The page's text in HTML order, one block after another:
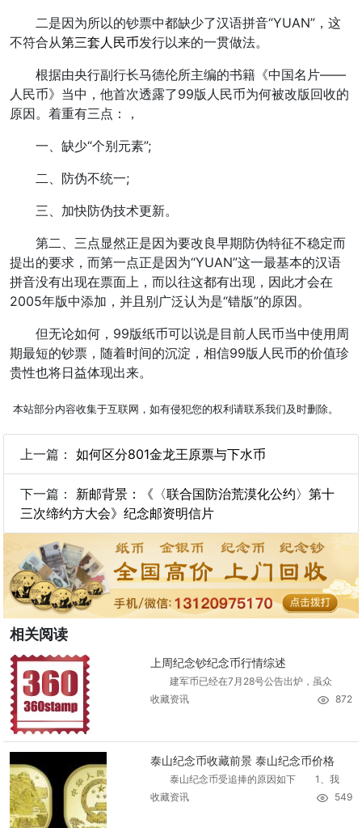
二是因为所以的钞票中都缺少了汉语拼音“YUAN”，这
不符合从第三套人民币发行以来的一贯做法。
根据由央行副行长马德伦所主编的书籍《中国名片——
人民币》当中，他首次透露了99版人民币为何被改版回收的
原因。着重有三点：，
一、缺少“个别元素”;
二、防伪不统一;
三、加快防伪技术更新。
第二、三点显然正是因为要改良早期防伪特征不稳定而
提出的要求，而第一点正是因为“YUAN”这一最基本的汉语
拼音没有出现在票面上，而以往这都有出现，因此才会在
2005年版中添加，并且别广泛认为是“错版”的原因。
但无论如何，99版纸币可以说是目前人民币当中使用周
期最短的钞票，随着时间的沉淀，相信99版人民币的价值珍
贵性也将日益体现出来。
本站部分内容收集于互联网，如有侵犯您的权利请联系我们及时删除。
上一篇： 如何区分801金龙王原票与下水币
下一篇： 新邮背景：《〈联合国防治荒漠化公约〉第十
三次缔约方大会》纪念邮资明信片
相关阅读
上周纪念钞纪念币行情综述
建军币已经在7月28号公告出炉，虽众
收藏资讯
872
泰山纪念币收藏前景 泰山纪念币价格
泰山纪念币受追捧的原因如下 1、我
收藏资讯
549